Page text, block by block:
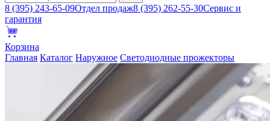
8 (395) 243-65-09Отдел продаж8 (395) 262-55-30Сервис и
гарантия
Корзина
Главная Каталог Наружное Светодиодные прожекторы